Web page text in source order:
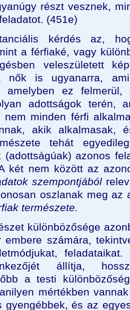
részt vesznek,
(451e)
kérdés az,
a férfiaké, vagy
veleszületett
nők is ugyanarra,
amelyben ez
adottságok terén,
nem minden férfi
akik alkalmasak,
tehát
(adottságúak) azonos
két nem között az
szempontjából
oszlanak meg az
természete.
különbözősége
embere számára,
állítja,
a testi
mértékben
gyengébbek, és az